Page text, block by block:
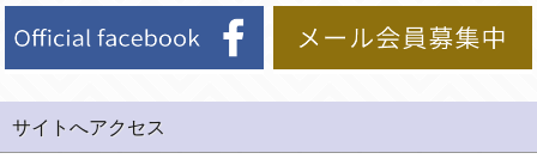
(5)業務を円滑に進めるために、外部業者に個人データの一部又は全部の処理を委託する場合（ただし、委託する場合は委託した個人データの安全管理が図られるように、委託先に対する必要かつ適切な監督を行ないます）。
当社への個人情報の提供はお客様の任意ですが、必要な個人情報をご提供いただけない場合、当社のサービス等が利用できない場合がありますのでご了承下さい。
５．ご本人が容易に知覚できない方法による個人情報の取得
サイトへアクセス